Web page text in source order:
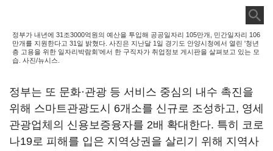
정부가 내년에 31조3000억원의 예산을 투입해 공공일자리 105만개, 민간일자리 106
만개를 지원한다고 31일 밝혔다. 사진은 지난달 1일 경기도 안양시청에서 열린 '청년
층 고용을 위한 일자리박람회’에서 한 구직자가 취업정보 게시판을 살펴보고 있는 모
습. 사진/뉴시스.
정부는 또 문화·관광 등 서비스 중심의 내수 촉진을
위해 스마트관광도시 6개소를 신규로 조성하고, 영세
관광업체의 신용보증융자를 2배 확대한다. 특히 코로
나19로 피해를 입은 지역상권을 살리기 위해 지역사